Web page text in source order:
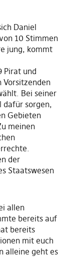
Daniel
10 Stimmen
jung, kommt
Pirat und
Vorsitzenden
Bei seiner
dafür sorgen,
Gebieten
meinen
der
Staatswesen
allen
bereits auf
bereits
mit euch
alleine geht es